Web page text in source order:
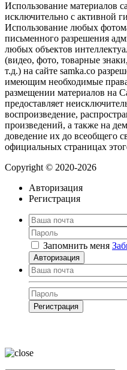
Использование материалов
исключительно с активной
Использование любых
письменного разрешения
любых объектов
(видео, фото, товарные
т.д.) на сайте samka.co
имеющим необходимые
размещении материалов на
предоставляет
воспроизведение,
произведений, а также на
доведение их до всеобщего
официальных страницах
Copyright © 2020-2026
Авторизация
Регистрация
Запомнить меня
Авторизация
Регистрация